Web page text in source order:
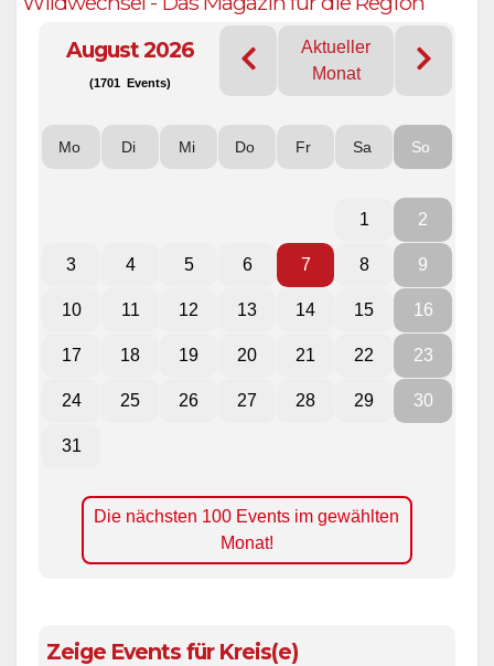
August 2026
(1701 Events)
Aktueller
Monat
Mo Di Mi Do Fr Sa So
1 2
3 4 5 6 7 8 9
10 11 12 13 14 15 16
17 18 19 20 21 22 23
24 25 26 27 28 29 30
31
Die nächsten 100 Events im gewählten
Monat!
Zeige Events für Kreis(e)